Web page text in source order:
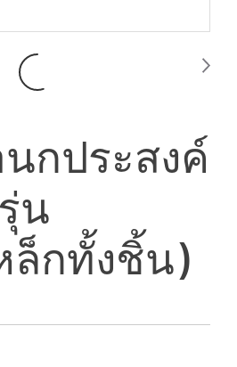
กประสงค์
น
ล็กทั้งชิ้น)